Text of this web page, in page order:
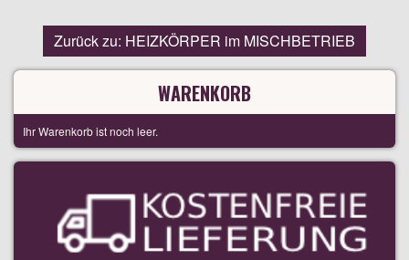
Zurück zu: HEIZKÖRPER im MISCHBETRIEB
WARENKORB
Ihr Warenkorb ist noch leer.